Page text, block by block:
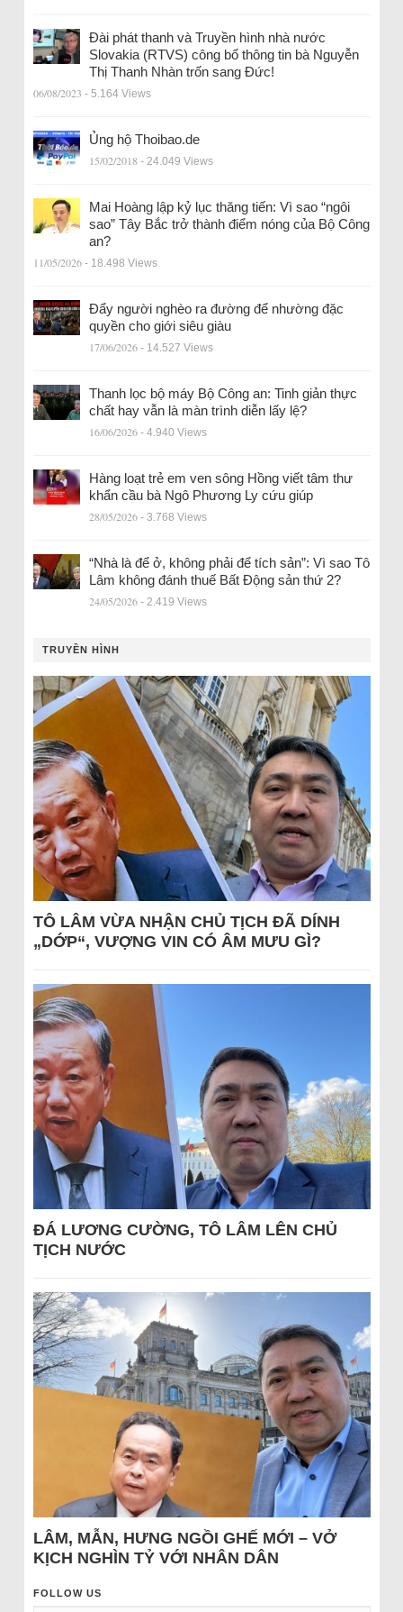
Đài phát thanh và Truyền hình nhà nước
Slovakia (RTVS) công bố thông tin bà Nguyễn
Thị Thanh Nhàn trốn sang Đức!
06/08/2023 - 5.164 Views
Ủng hộ Thoibao.de
15/02/2018 - 24.049 Views
Mai Hoàng lập kỷ lục thăng tiến: Vì sao “ngôi
sao” Tây Bắc trở thành điểm nóng của Bộ Công
an?
11/05/2026 - 18.498 Views
Đẩy người nghèo ra đường để nhường đặc
quyền cho giới siêu giàu
17/06/2026 - 14.527 Views
Thanh lọc bộ máy Bộ Công an: Tinh giản thực
chất hay vẫn là màn trình diễn lấy lệ?
16/06/2026 - 4.940 Views
Hàng loạt trẻ em ven sông Hồng viết tâm thư
khẩn cầu bà Ngô Phương Ly cứu giúp
28/05/2026 - 3.768 Views
“Nhà là để ở, không phải để tích sản”: Vì sao Tô
Lâm không đánh thuế Bất Động sản thứ 2?
24/05/2026 - 2.419 Views
TRUYỀN HÌNH
TÔ LÂM VỪA NHẬN CHỦ TỊCH ĐÃ DÍNH
„DỚP“, VƯỢNG VIN CÓ ÂM MƯU GÌ?
ĐÁ LƯƠNG CƯỜNG, TÔ LÂM LÊN CHỦ
TỊCH NƯỚC
LÂM, MẪN, HƯNG NGỒI GHẾ MỚI – VỞ
KỊCH NGHÌN TỶ VỚI NHÂN DÂN
FOLLOW US